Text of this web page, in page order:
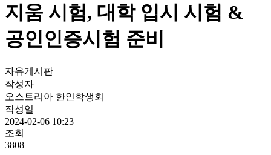
지움 시험, 대학 입시 시험 &
공인인증시험 준비
자유게시판
작성자
오스트리아 한인학생회
작성일
2024-02-06 10:23
조회
3808